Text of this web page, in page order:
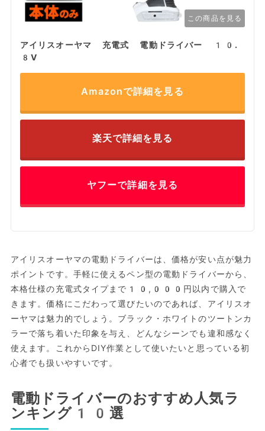
この商品を見る
アイリスオーヤマ 充電式 電動ドライバー 10.
8V
Amazonで詳細を見る
楽天で詳細を見る
ヤフーで詳細を見る
アイリスオーヤマの電動ドライバーは、価格が安い点が魅力
ポイントです。手軽に使えるペン型の電動ドライバーから、
本格仕様の充電式タイプまで10,000円以内で購入で
きます。価格にこだわって選びたいのであれば、アイリスオ
ーヤマは魅力的でしょう。ブラック・ホワイトのツートンカ
ラーで落ち着いた印象を与え、どんなシーンでも違和感なく
使えます。これからDIY作業として使いたいと思っている初
心者でも扱いやすいです。
電動ドライバーのおすすめ人気ラ
ンキング10選